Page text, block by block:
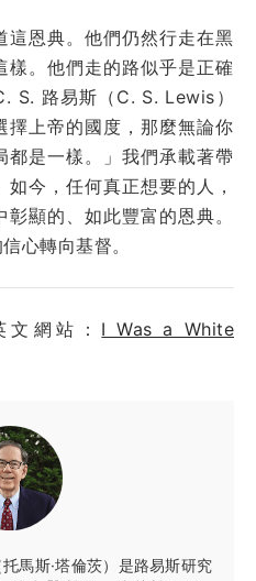
這恩典。他們仍然行走在黑
。他們走的路似乎是正確
S. 路易斯（C. S. Lewis）
擇上帝的國度，那麼無論你
都是一樣。」我們承載著帶
今，任何真正想要的人，
顯的、如此豐富的恩典。
心轉向基督。
網站： I Was a White
托馬斯·塔倫茨）是路易斯研究